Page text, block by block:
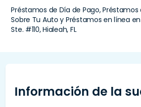
Préstamos de Día de Pago, Préstamos
Sobre Tu Auto y Préstamos en línea
Ste. #110, Hialeah, FL
Información de la